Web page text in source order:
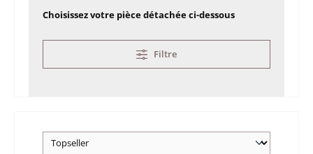
Choisissez votre pièce détachée ci-dessous
Filtre